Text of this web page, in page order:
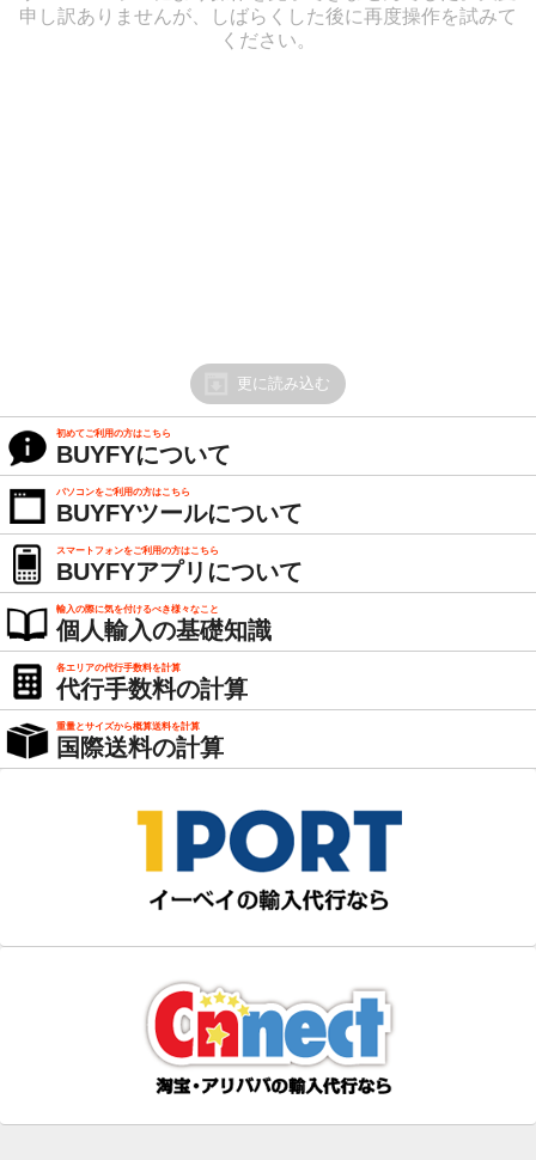
申し訳ありませんが、しばらくした後に再度操作を試みて
ください。
更に読み込む
初めてご利用の方はこちら
BUYFYについて
パソコンをご利用の方はこちら
BUYFYツールについて
スマートフォンをご利用の方はこちら
BUYFYアプリについて
輸入の際に気を付けるべき様々なこと
個人輸入の基礎知識
各エリアの代行手数料を計算
代行手数料の計算
重量とサイズから概算送料を計算
国際送料の計算